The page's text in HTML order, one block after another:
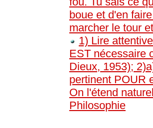
boue et d'en
marcher le tour
1) Lire
EST nécessaire
Dieux, 1953);
pertinent POUR
On l'étend
Philosophie